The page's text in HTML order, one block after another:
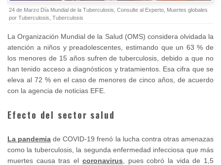
24 de Marzo Día Mundial de la Tuberculosis Consulte al Experto Muertes globales
por Tuberculosis Tuberculosis
La Organización Mundial de la Salud (OMS) considera olvidada la
atención a niños y preadolescentes, estimando que un 63 % de
los menores de 15 años sufren de tuberculosis, debido a que no
han tenido acceso a diagnósticos y tratamientos. Esa cifra que se
eleva al 72 % en el caso de menores de cinco años, de acuerdo
con la agencia de noticias EFE.
Efecto del sector salud
La pandemia de COVID-19 frenó la lucha contra otras amenazas
como la tuberculosis, la segunda enfermedad infecciosa que más
muertes causa tras el coronavirus , pues cobró la vida de 1,5